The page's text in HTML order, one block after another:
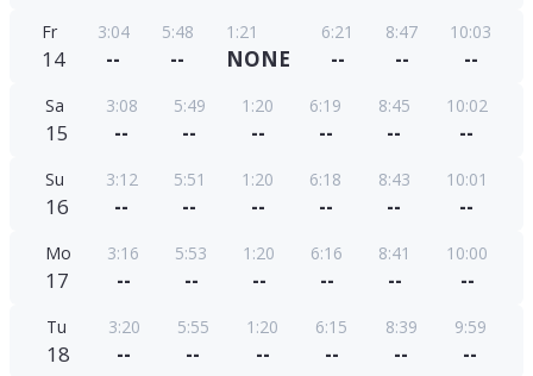
Fr
14
3:04
--
5:48
--
1:21
NONE
6:21
--
8:47
--
10:03
--
Sa
15
3:08
--
5:49
--
1:20
--
6:19
--
8:45
--
10:02
--
Su
16
3:12
--
5:51
--
1:20
--
6:18
--
8:43
--
10:01
--
Mo
17
3:16
--
5:53
--
1:20
--
6:16
--
8:41
--
10:00
--
Tu
18
3:20
--
5:55
--
1:20
--
6:15
--
8:39
--
9:59
--